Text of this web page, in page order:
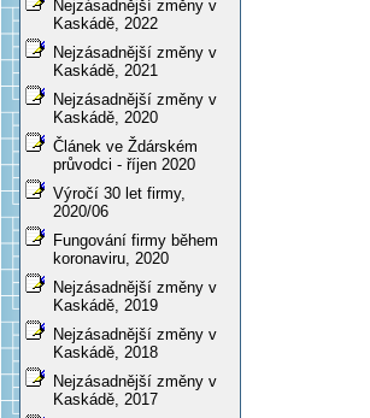
Nejzásadnější změny v
Kaskádě, 2022
Nejzásadnější změny v
Kaskádě, 2021
Nejzásadnější změny v
Kaskádě, 2020
Článek ve Ždárském
průvodci - říjen 2020
Výročí 30 let firmy,
2020/06
Fungování firmy během
koronaviru, 2020
Nejzásadnější změny v
Kaskádě, 2019
Nejzásadnější změny v
Kaskádě, 2018
Nejzásadnější změny v
Kaskádě, 2017